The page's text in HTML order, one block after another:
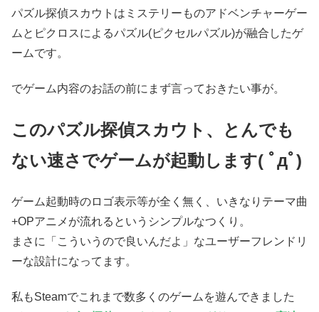
パズル探偵スカウトはミステリーものアドベンチャーゲー
ムとピクロスによるパズル(ピクセルパズル)が融合したゲ
ームです。
でゲーム内容のお話の前にまず言っておきたい事が。
このパズル探偵スカウト、とんでも
ない速さでゲームが起動します( ﾟдﾟ)
ゲーム起動時のロゴ表示等が全く無く、いきなりテーマ曲
+OPアニメが流れるというシンプルなつくり。
まさに「こういうので良いんだよ」なユーザーフレンドリ
ーな設計になってます。
私もSteamでこれまで数多くのゲームを遊んできました